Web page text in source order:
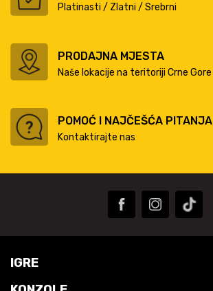
Platinasti / Zlatni / Srebrni
PRODAJNA MJESTA
Naše lokacije na teritoriji Crne Gore
POMOĆ I NAJČEŠĆA PITANJA
Kontaktirajte nas
IGRE